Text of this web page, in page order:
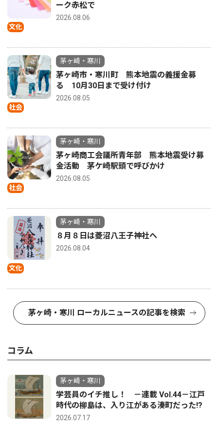
文化
ーク赤松で
2026.08.06
社会
茅ヶ崎・寒川
茅ヶ崎市・寒川町 熊本地震の義援金募
る 10月30日まで受け付け
2026.08.05
社会
茅ヶ崎・寒川
茅ヶ崎商工会議所青年部 熊本地震受け募
金活動 茅ケ崎駅頭で呼びかけ
2026.08.05
文化
茅ヶ崎・寒川
８月８日は菱沼八王子神社へ
2026.08.04
茅ヶ崎・寒川 ローカルニュースの記事を検索
コラム
茅ヶ崎・寒川
学芸員のイチ推し！ －連載 Vol.44－江戸
時代の柳島は、入り江がある湊町だった!?
2026.07.17